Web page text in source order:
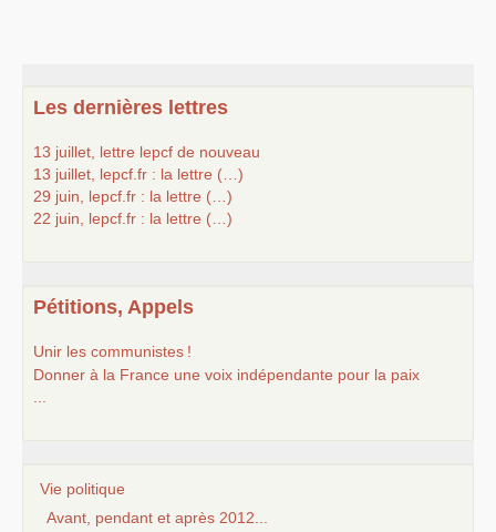
Les dernières lettres
13 juillet, lettre lepcf de nouveau
13 juillet, lepcf.fr : la lettre (…)
29 juin, lepcf.fr : la lettre (…)
22 juin, lepcf.fr : la lettre (…)
Pétitions, Appels
Unir les communistes !
Donner à la France une voix indépendante pour la paix
Vie politique
Avant, pendant et après 2012...